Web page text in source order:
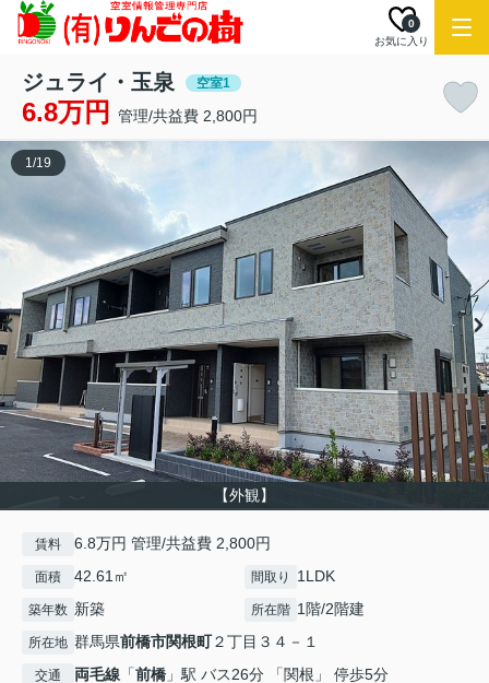
お気に入り
0
ジュライ・玉泉 空室1
6.8万円 管理/共益費 2,800円
【外観】
1/19
賃料 6.8万円 管理/共益費 2,800円
面積 42.61㎡ 間取り 1LDK
築年数 新築 所在階 1階/2階建
所在地 群馬県前橋市関根町２丁目３４－１
交通 両毛線 「前橋 」駅 バス26分 「関根」 停歩5分